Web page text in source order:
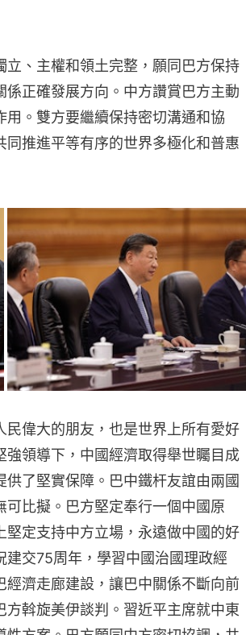
、主權和領土完整，願同巴方保持
正確發展方向。中方讚賞巴方主動
。雙方要繼續保持密切溝通和協
推進平等有序的世界多極化和普惠
偉大的朋友，也是世界上所有愛好
領導下，中國經濟取得舉世矚目成
了堅實保障。巴中鐵杆友誼由兩國
比擬。巴方堅定奉行一個中國原
定支持中方立場，永遠做中國的好
交75周年，學習中國治國理政經
濟走廊建設，讓巴中關係不斷向前
斡旋美伊談判。習近平主席就中東